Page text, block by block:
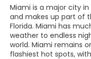
Miami is a major city
and makes up part of
Florida. Miami has
weather to endless
world. Miami remains
flashiest hot spots,